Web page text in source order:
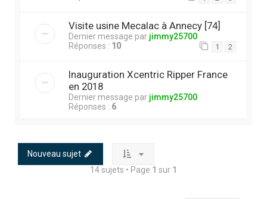
Visite usine Mecalac à Annecy [74]
Dernier message par jimmy25700
Réponses : 10 1 2
Inauguration Xcentric Ripper France
en 2018
Dernier message par jimmy25700
Réponses : 6
Nouveau sujet
14 sujets • Page 1 sur 1